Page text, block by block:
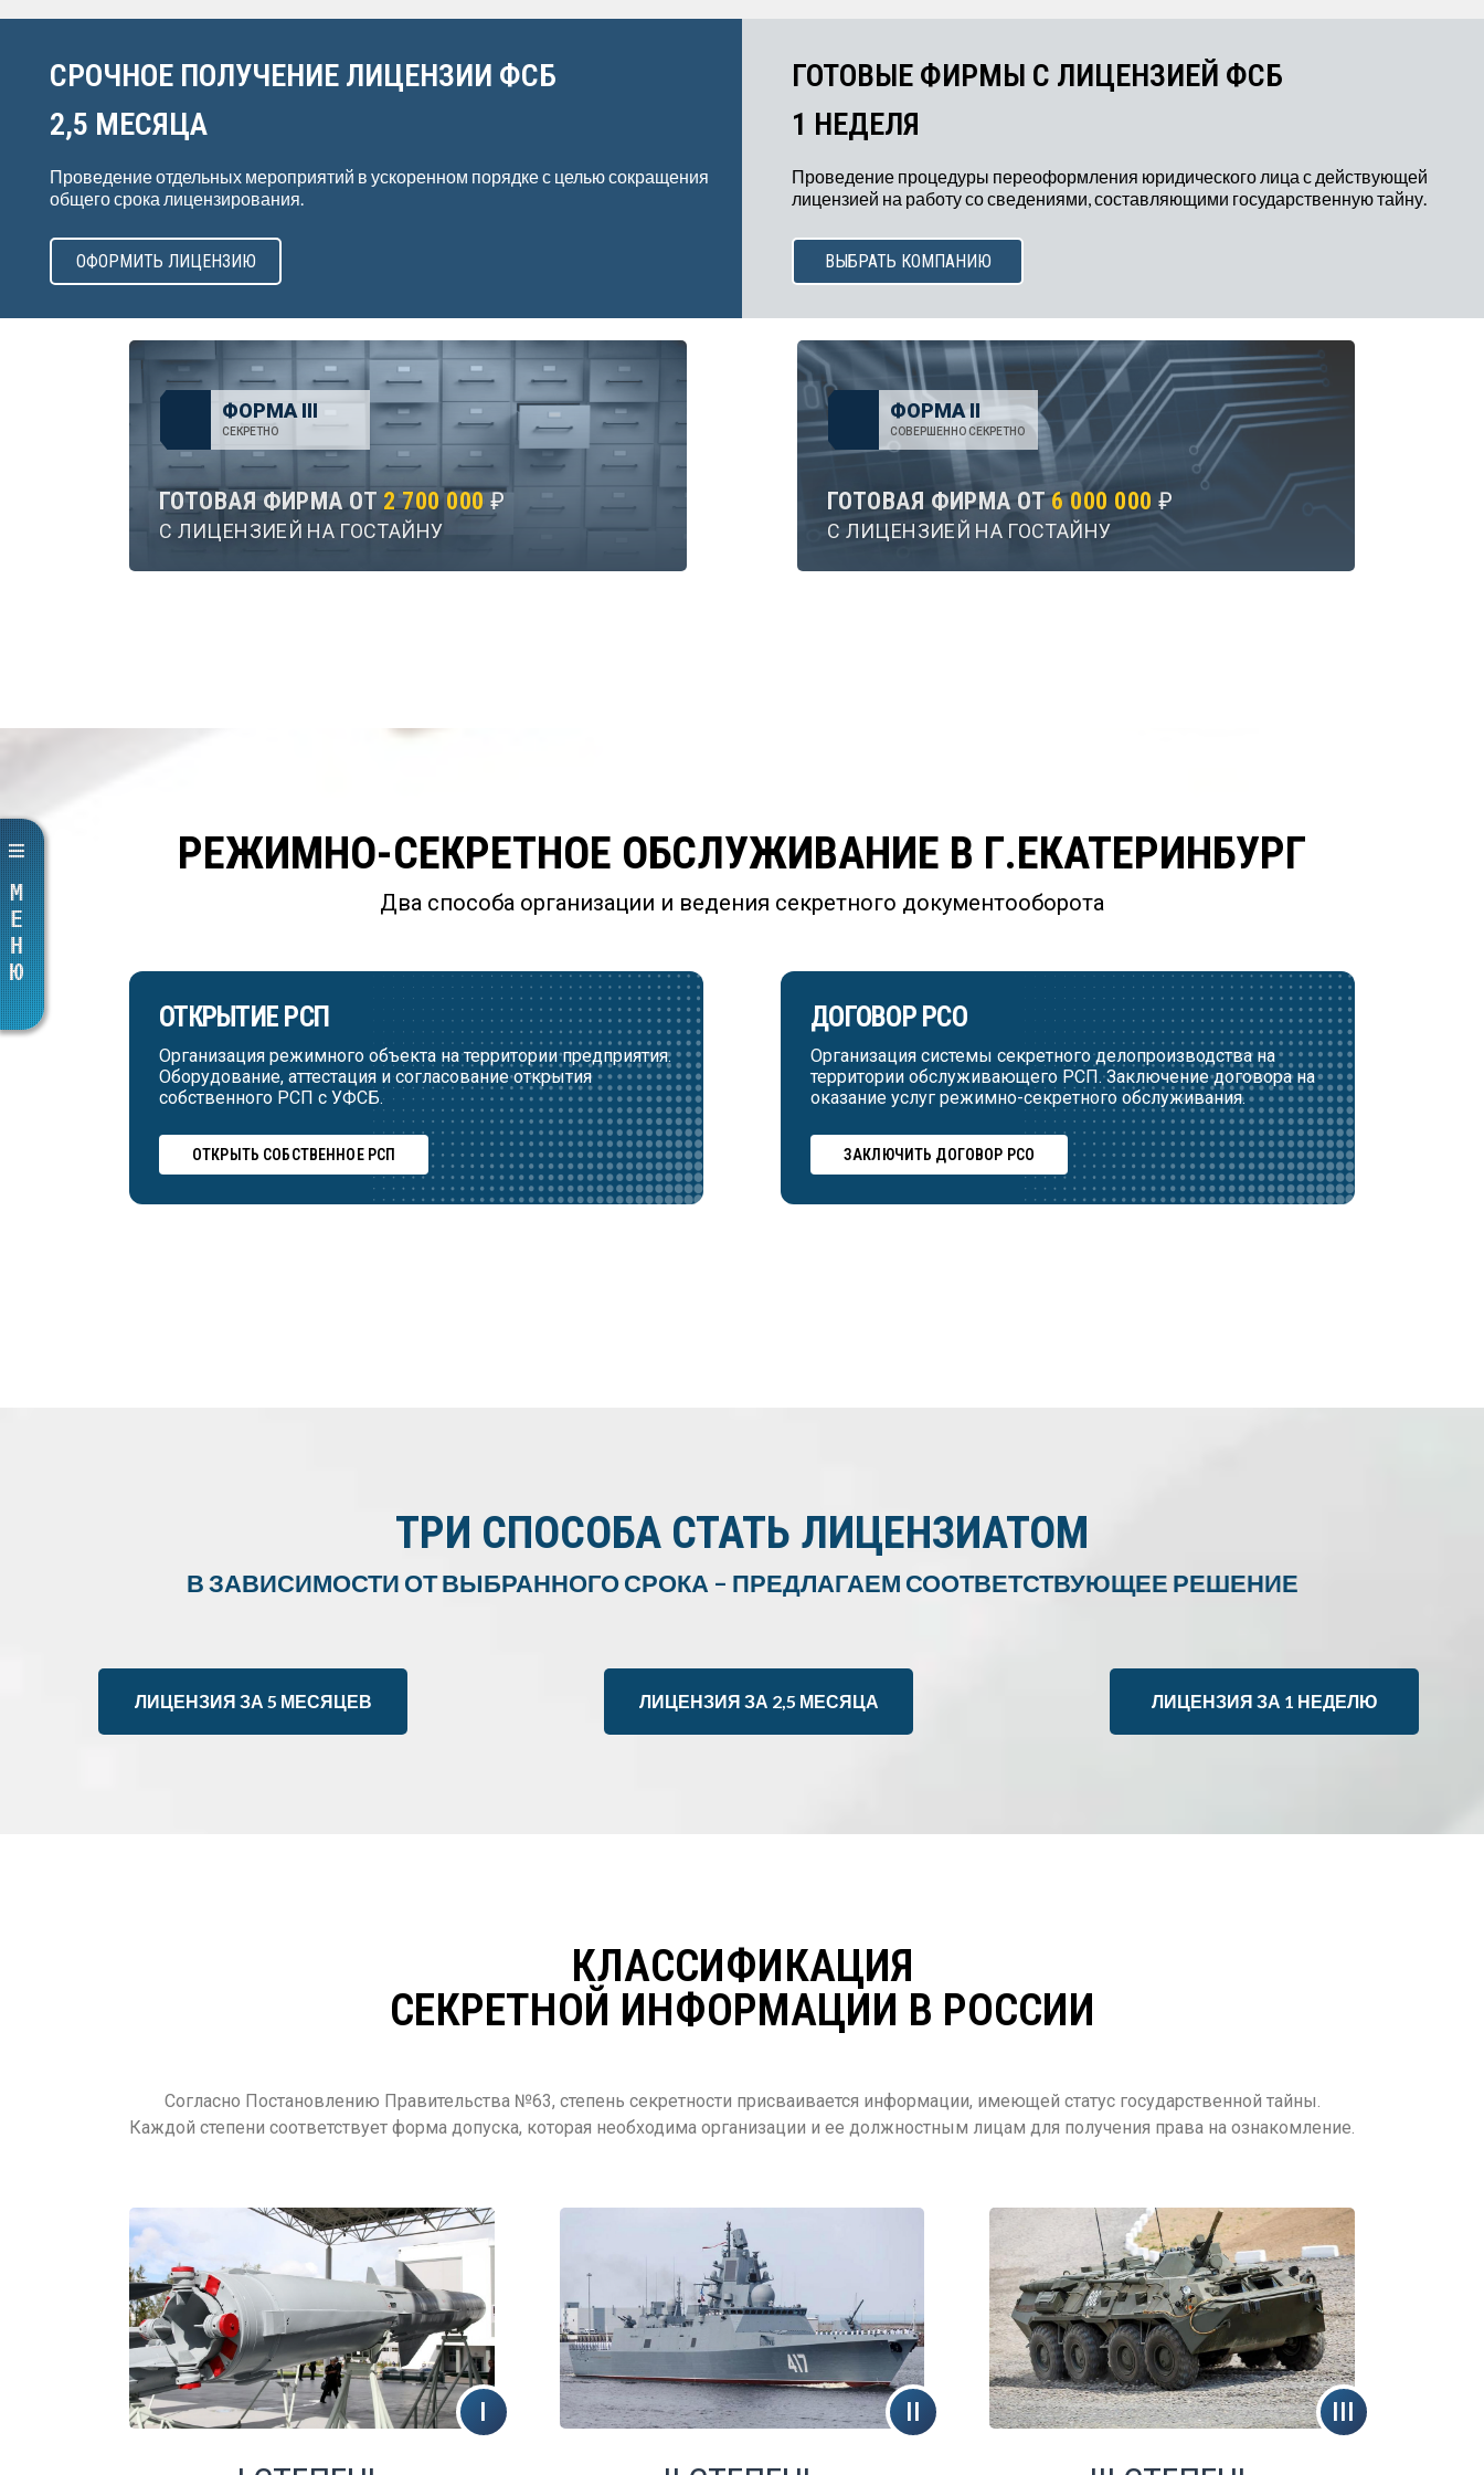
СРОЧНОЕ ПОЛУЧЕНИЕ ЛИЦЕНЗИИ ФСБ
2,5 МЕСЯЦА
Проведение отдельных мероприятий в ускоренном порядке с целью сокращения
общего срока лицензирования.
ОФОРМИТЬ ЛИЦЕНЗИЮ
ГОТОВЫЕ ФИРМЫ С ЛИЦЕНЗИЕЙ ФСБ
1 НЕДЕЛЯ
Проведение процедуры переоформления юридического лица с действующей
лицензией на работу со сведениями, составляющими государственную тайну.
ВЫБРАТЬ КОМПАНИЮ
ФОРМА III
СЕКРЕТНО
ГОТОВАЯ ФИРМА ОТ 2 700 000 ₽
С ЛИЦЕНЗИЕЙ НА ГОСТАЙНУ
ФОРМА II
СОВЕРШЕННО СЕКРЕТНО
ГОТОВАЯ ФИРМА ОТ6 000 000 ₽
С ЛИЦЕНЗИЕЙ НА ГОСТАЙНУ
РЕЖИМНО-СЕКРЕТНОЕ ОБСЛУЖИВАНИЕ В Г.ЕКАТЕРИНБУРГ
Два способа организации и ведения секретного документооборота
ОТКРЫТИЕ РСП
Организация режимного объекта на территории предприятия.
Оборудование, аттестация и согласование открытия
собственного РСП с УФСБ.
ОТКРЫТЬ СОБСТВЕННОЕ РСП
ДОГОВОР РСО
Организация системы секретного делопроизводства на
территории обслуживающего РСП. Заключение договора на
оказание услуг режимно-секретного обслуживания.
ЗАКЛЮЧИТЬ ДОГОВОР РСО
ТРИ СПОСОБА СТАТЬ ЛИЦЕНЗИАТОМ
В ЗАВИСИМОСТИ ОТ ВЫБРАННОГО СРОКА – ПРЕДЛАГАЕМ СООТВЕТСТВУЮЩЕЕ РЕШЕНИЕ
ЛИЦЕНЗИЯ ЗА 5 МЕСЯЦЕВ ЛИЦЕНЗИЯ ЗА 2,5 МЕСЯЦА ЛИЦЕНЗИЯ ЗА 1 НЕДЕЛЮ
КЛАССИФИКАЦИЯ
СЕКРЕТНОЙ ИНФОРМАЦИИ В РОССИИ
Согласно Постановлению Правительства №63, степень секретности присваивается информации, имеющей статус государственной тайны.
Каждой степени соответствует форма допуска, которая необходима организации и ее должностным лицам для получения права на ознакомление.
МЕНЮ